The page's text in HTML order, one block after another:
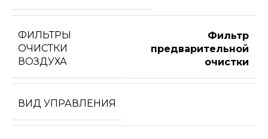
ФИЛЬТРЫ
ОЧИСТКИ
ВОЗДУХА
Фильтр
предварительной
очистки
ВИД УПРАВЛЕНИЯ